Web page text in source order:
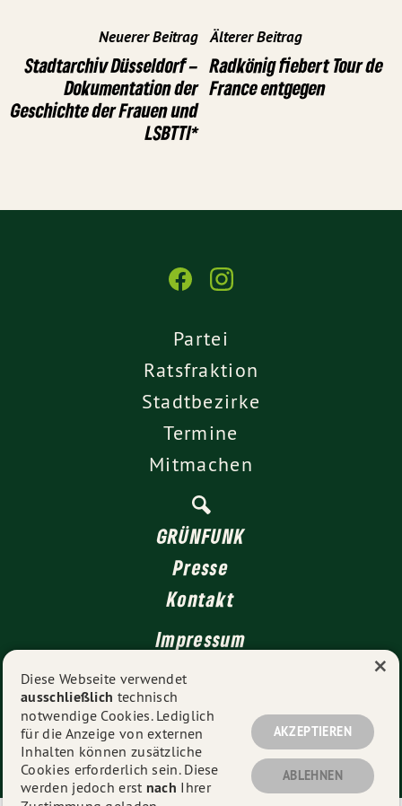
Neuerer Beitrag
Stadtarchiv Düsseldorf –
Dokumentation der
Geschichte der Frauen und
LSBTTI*
Älterer Beitrag
Radkönig fiebert Tour de
France entgegen
Partei
Ratsfraktion
Stadtbezirke
Termine
Mitmachen
GRÜNFUNK
Presse
Kontakt
Impressum
Datenschutz
© 2026GRÜNE Düsseldorf - Alle Rechte vorbehalten.
Diese Webseite verwendet
ausschließlich technisch
notwendige Cookies. Lediglich
für die Anzeige von externen
Inhalten können zusätzliche
Cookies erforderlich sein. Diese
werden jedoch erst nach Ihrer
AKZEPTIEREN
ABLEHNEN
×